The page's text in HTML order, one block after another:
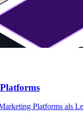
Platforms als